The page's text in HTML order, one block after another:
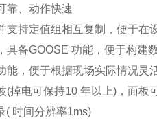
靠、动作快速
支持定值组相互复制，便于
具备GOOSE 功能，便于构建
能，便于根据现场实际情况灵
(掉电可保持10 年以上)，面板
( 时间分辨率1ms)